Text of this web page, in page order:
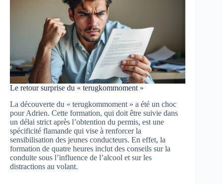
Le retour surprise du « terugkommoment »
La découverte du « terugkommoment » a été un choc
pour Adrien. Cette formation, qui doit être suivie dans
un délai strict après l’obtention du permis, est une
spécificité flamande qui vise à renforcer la
sensibilisation des jeunes conducteurs. En effet, la
formation de quatre heures inclut des conseils sur la
conduite sous l’influence de l’alcool et sur les
distractions au volant.